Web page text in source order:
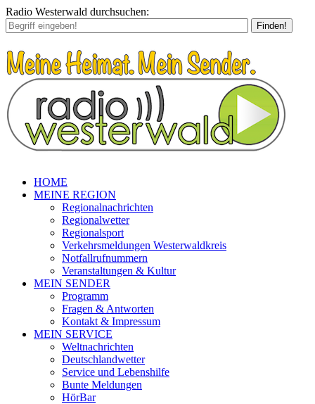
Radio Westerwald durchsuchen:
Finden!
HOME
MEINE REGION
Regionalnachrichten
Regionalwetter
Regionalsport
Verkehrsmeldungen Westerwaldkreis
Notfallrufnummern
Veranstaltungen & Kultur
MEIN SENDER
Programm
Fragen & Antworten
Kontakt & Impressum
MEIN SERVICE
Weltnachrichten
Deutschlandwetter
Service und Lebenshilfe
Bunte Meldungen
HörBar